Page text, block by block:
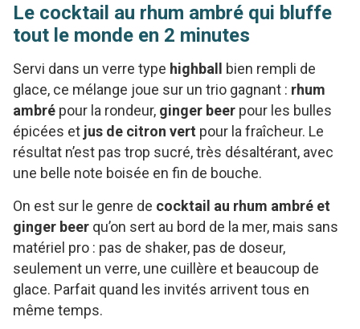
Le cocktail au rhum ambré qui bluffe
tout le monde en 2 minutes
Servi dans un verre type highball bien rempli de
glace, ce mélange joue sur un trio gagnant : rhum
ambré pour la rondeur, ginger beer pour les bulles
épicées et jus de citron vert pour la fraîcheur. Le
résultat n’est pas trop sucré, très désaltérant, avec
une belle note boisée en fin de bouche.
On est sur le genre de cocktail au rhum ambré et
ginger beer qu’on sert au bord de la mer, mais sans
matériel pro : pas de shaker, pas de doseur,
seulement un verre, une cuillère et beaucoup de
glace. Parfait quand les invités arrivent tous en
même temps.